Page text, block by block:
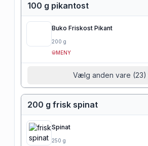
100 g pikantost
Buko Friskost Pikant
200 g
MENY
Vælg anden vare (23)
200 g frisk spinat
Spinat
250 g